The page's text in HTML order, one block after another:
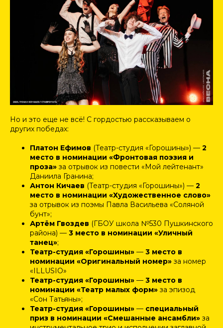
Но и это еще не всё! С гордостью рассказываем о
других победах:
Платон Ефимов (Театр-студия «Горошины») — 2
место в номинации «Фронтовая поэзия и
проза» за отрывок из повести «Мой лейтенант»
Даниила Гранина;
Антон Кичаев (Театр-студия «Горошины») — 2
место в номинации «Художественное слово»
за отрывок из поэмы Павла Васильева «Соляной
бунт»;
Артём Гвоздев (ГБОУ школа №530 Пушкинского
района) — 3 место в номинации «Уличный
танец»;
Театр-студия «Горошины» — 3 место в
номинации «Оригинальный номер» за номер
«ILLUSIO»
Театр-студия «Горошины» — 3 место в
номинации «Театр малых форм» за эпизод
«Сон Татьяны»;
Театр-студия «Горошины» — специальный
приз в номинации «Смешанные ансамбли» за